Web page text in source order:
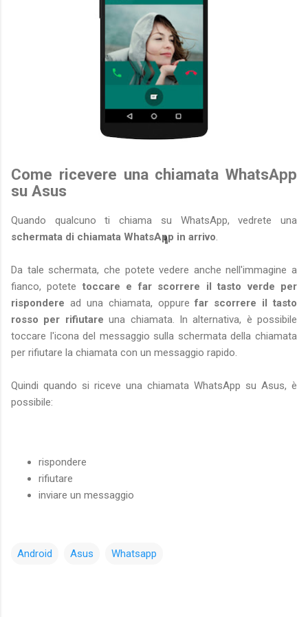
Come ricevere una chiamata WhatsApp
su Asus
Quando qualcuno ti chiama su WhatsApp, vedrete una
schermata di chiamata WhatsApp in arrivo.
Da tale schermata, che potete vedere anche nell'immagine a
fianco, potete toccare e far scorrere il tasto verde per
rispondere ad una chiamata, oppurefar scorrere il tasto
rosso per rifiutare una chiamata. In alternativa, è possibile
toccare l'icona del messaggio sulla schermata della chiamata
per rifiutare la chiamata con un messaggio rapido.
Quindi quando si riceve una chiamata WhatsApp su Asus, è
possibile:
rispondere
rifiutare
inviare un messaggio
Android Asus Whatsapp